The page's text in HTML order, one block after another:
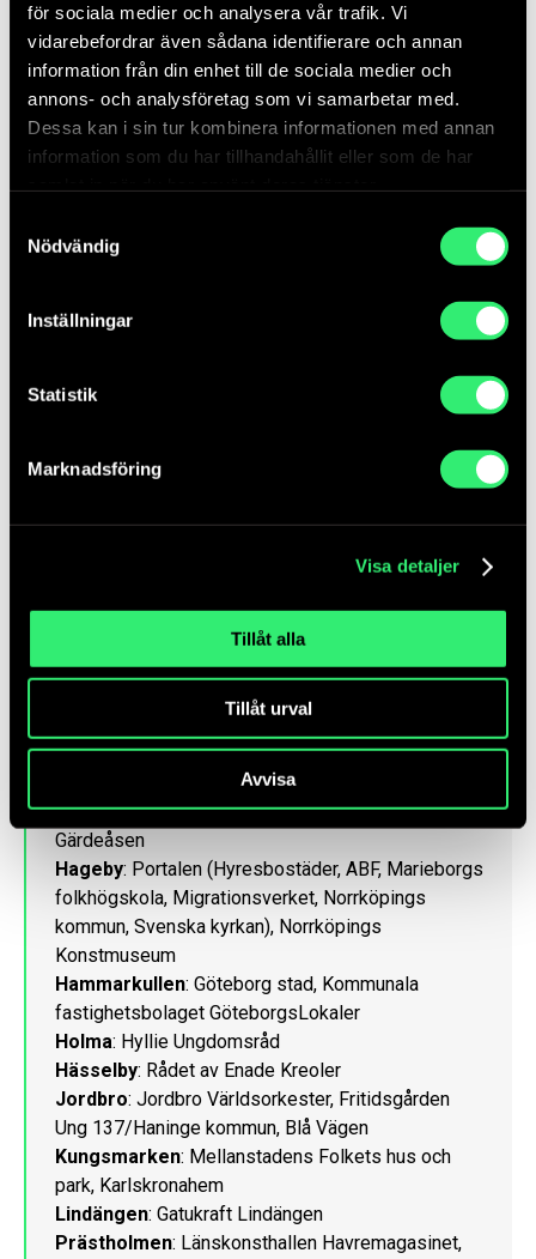
för sociala medier och analysera vår trafik. Vi
vidarebefordrar även sådana identifierare och annan
information från din enhet till de sociala medier och
annons- och analysföretag som vi samarbetar med.
Dessa kan i sin tur kombinera informationen med annan
information som du har tillhandahållit eller som de har
Nödvändig
Inställningar
Statistik
Marknadsföring
Visa detaljer
Tillåt alla
Tillåt urval
Avvisa
Konst som politiskt verktyg: Exemplet
Jordbro av Monica Sand.
PDF 980 KB
Maktens väggar och möjligheten att skapa det
PDF 996 KB
Glas, dans och plats av Tor Lindstrand
: Malmö stad
Gamlegården: Kristianstads konsthall, Urbana
hembygdsgården, Regionmuséet Kristianstad,
Gärdesåsen: Ljusdals kommun, Vänskaps och
integrationsföreningen, Ljusdals internationella
kvinnoförening, Ljusdalshem, Trygghetsboendet
Gärdeåsen
Hageby: Portalen (Hyresbostäder, ABF, Marieborgs
folkhögskola, Migrationsverket, Norrköpings
kommun, Svenska kyrkan), Norrköpings
Konstmuseum
Hammarkullen: Göteborg stad, Kommunala
fastighetsbolaget GöteborgsLokaler
Holma: Hyllie Ungdomsråd
Hässelby: Rådet av Enade Kreoler
Jordbro: Jordbro Världsorkester, Fritidsgården
Ung 137/Haninge kommun, Blå Vägen
Kungsmarken: Mellanstadens Folkets hus och
park, Karlskronahem
Lindängen: Gatukraft Lindängen
Prästholmen: Länskonsthallen Havremagasinet,